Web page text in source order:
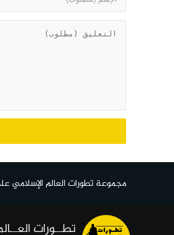
مجموعة تطورات العالم الإسلامي
تطــورات